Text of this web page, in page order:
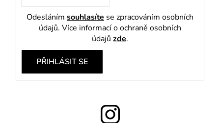
Odesláním souhlasíte se zpracováním osobních
údajů. Více informací o ochraně osobních
údajů zde.
PŘIHLÁSIT SE